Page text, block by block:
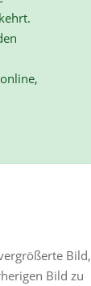
Bild,
Bild zu